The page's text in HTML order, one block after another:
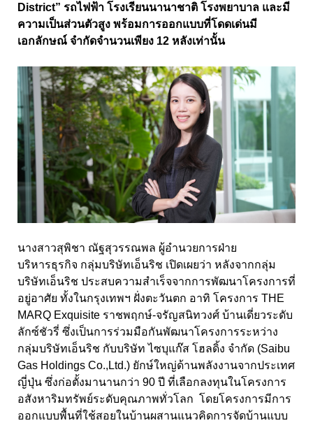
District” รถไฟฟ้า โรงเรียนนานาชาติ โรงพยาบาล และมี
ความเป็นส่วนตัวสูง พร้อมการออกแบบที่โดดเด่นมี
เอกลักษณ์ จำกัดจำนวนเพียง 12 หลังเท่านั้น
นางสาวสุพิชา ณัฐสุวรรณพล ผู้อำนวยการฝ่าย
บริหารธุรกิจ กลุ่มบริษัทเอ็นริช เปิดเผยว่า หลังจากกลุ่ม
บริษัทเอ็นริช ประสบความสำเร็จจากการพัฒนาโครงการที่
อยู่อาศัย ทั้งในกรุงเทพฯ ฝั่งตะวันตก อาทิ โครงการ THE
MARQ Exquisite ราชพฤกษ์-จรัญสนิทวงศ์ บ้านเดี่ยวระดับ
ลักซ์ชัวรี่ ซึ่งเป็นการร่วมมือกันพัฒนาโครงการระหว่าง
กลุ่มบริษัทเอ็นริช กับบริษัท ไซบุแก๊ส โฮลดิ้ง จำกัด (Saibu
Gas Holdings Co.,Ltd.) ยักษ์ใหญ่ด้านพลังงานจากประเทศ
ญี่ปุ่น ซึ่งก่อตั้งมานานกว่า 90 ปี ที่เลือกลงทุนในโครงการ
อสังหาริมทรัพย์ระดับคุณภาพทั่วโลก โดยโครงการมีการ
ออกแบบพื้นที่ใช้สอยในบ้านผสานแนวคิดการจัดบ้านแบบ